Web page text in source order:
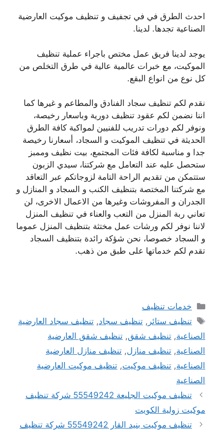
احدث الطرق في في تجفيف و تنظيف موكيت العارضية
الصناعية تجدها. لدينا.
يوجد لدينا فريق عمل مختص باجراء عملية تنظيف
الموكيت، مع خبرات عالمية عالية في طرق التخلص من
كل نوع من انواع البقع.
نقدم لكم تنظيف سجاد الفنادق والمطاعم و غيرها كما
اننا نضمن لكم عقود تنظيف دورية وباسعار رخيصة،
ونوفر لكم دورات تدريب للفنيين لمواكبة كافة الطرق
الحديثة في تنظيف الموكيت و السجاد، أسعارنا رخيصة
جدا و مناسبة لكافة فئات المجتمع، بيت نظيف وممبز
ستحصل عليه عند التعامل مع شركتنا، سيدي الزبون
ستتمكن من تقديم الراحة التامة لزوجاتكم عبر التعاقد
مع شركتنا المختصة بتنظيف الكنب و السجاد و المنازل و
الجدران و المفروشات وغيرها من الاعمال الاخرى، لن
تعاني ربة المنزل من التعب والعناء في تنظيف المنزل
لاننا نوفر لكم ورشات عمل مختثة بتنظيف المنزل عموما
و السجاد خصوصا، نحن شؤكة رائدة بتنظيف السجاد
تقدم لكم خدماتها على طبق من ذهب.
التصنيفات
خدمات تنظيف
الوسوم
تنظيف ستائر ,تنظيف سجاد,تنظيف سجاد العارضية
الصناعية, تنظيف شقق, تنظيف شقق العارضية
الصناعية, تنظيف منازل, تنظيف منازل العارضية
الصناعية, تنظيف موكيت, تنظيف موكيت العارضية
الصناعية
تنظيف موكيت الجليعة 55549242 شركة تنظيف
موكيت زولية الكويت
تنظيف موكيت بنيد القار 55549242 شركة تنظيف